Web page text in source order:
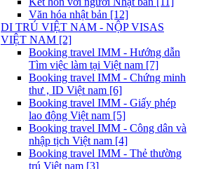
Văn hóa nhật bản [12]
DI TRÚ VIỆT NAM - NỘP VISAS
VIỆT NAM [2]
Booking travel IMM - Hướng dẫn
Tìm việc làm tại Việt nam [7]
Booking travel IMM - Chứng minh
thư , ID Việt nam [6]
Booking travel IMM - Giấy phép
lao động Việt nam [5]
Booking travel IMM - Công dân và
nhập tịch Việt nam [4]
Booking travel IMM - Thẻ thường
trú Việt nam [3]